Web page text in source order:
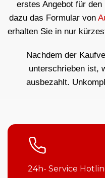
erstes Angebot für
dazu das Formular von
erhalten Sie in nur
Nachdem der
unterschrieben ist,
ausbezahlt.
24h- Service